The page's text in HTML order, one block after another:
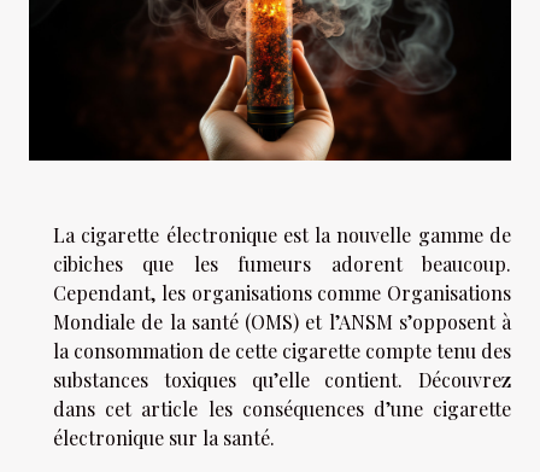
La cigarette électronique est la nouvelle gamme de
cibiches que les fumeurs adorent beaucoup.
Cependant, les organisations comme Organisations
Mondiale de la santé (OMS) et l’ANSM s’opposent à
la consommation de cette cigarette compte tenu des
substances toxiques qu’elle contient. Découvrez
dans cet article les conséquences d’une cigarette
électronique sur la santé.